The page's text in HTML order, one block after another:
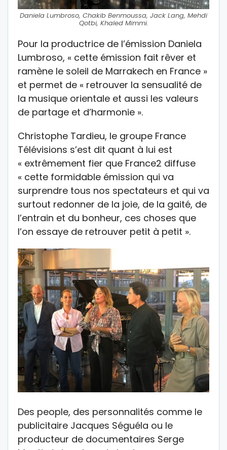
Daniela Lumbroso, Chakib Benmoussa, Jack Lang, Mehdi
Qotbi, Khaled Mimmi.
Pour la productrice de l’émission Daniela
Lumbroso, « cette émission fait rêver et
ramène le soleil de Marrakech en France »
et permet de « retrouver la sensualité de
la musique orientale et aussi les valeurs
de partage et d’harmonie ».
Christophe Tardieu, le groupe France
Télévisions s’est dit quant à lui est
« extrêmement fier que France2 diffuse
« cette formidable émission qui va
surprendre tous nos spectateurs et qui va
surtout redonner de la joie, de la gaité, de
l’entrain et du bonheur, ces choses que
l’on essaye de retrouver petit à petit ».
Des people, des personnalités comme le
publicitaire Jacques Séguéla ou le
producteur de documentaires Serge